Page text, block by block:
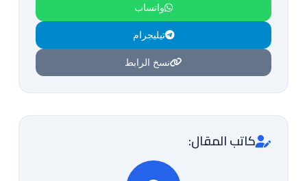
واتساب
تيليجرام
نسخ الرابط
كاتب المقال: